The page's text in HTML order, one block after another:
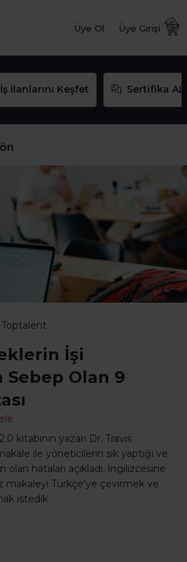
Üye Ol Üye Girişi
İş ilanlarını Keşfet Sertifika AL
Toptalent
İşi
Sebep Olan 9
kitabının yazarı Dr. Travis
ile yöneticilerin sık yaptığı ve
hataları açıkladı. İngilizcesine
makaleyi Türkçe'ye çevirmek ve
istedik.